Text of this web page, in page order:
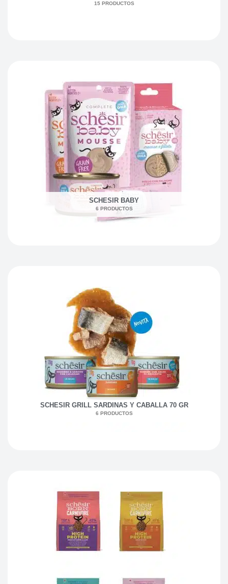
15 PRODUCTOS
SCHESIR BABY
6 PRODUCTOS
SCHESIR GRILL SARDINAS Y CABALLA 70 GR
6 PRODUCTOS